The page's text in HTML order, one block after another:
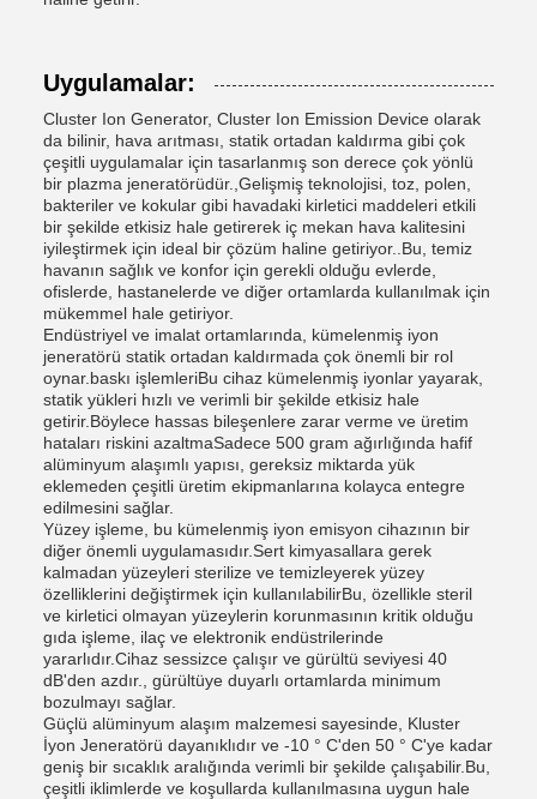
Uygulamalar:
Cluster Ion Generator, Cluster Ion Emission Device olarak
da bilinir, hava arıtması, statik ortadan kaldırma gibi çok
çeşitli uygulamalar için tasarlanmış son derece çok yönlü
bir plazma jeneratörüdür.,Gelişmiş teknolojisi, toz, polen,
bakteriler ve kokular gibi havadaki kirletici maddeleri etkili
bir şekilde etkisiz hale getirerek iç mekan hava kalitesini
iyileştirmek için ideal bir çözüm haline getiriyor..Bu, temiz
havanın sağlık ve konfor için gerekli olduğu evlerde,
ofislerde, hastanelerde ve diğer ortamlarda kullanılmak için
mükemmel hale getiriyor.
Endüstriyel ve imalat ortamlarında, kümelenmiş iyon
jeneratörü statik ortadan kaldırmada çok önemli bir rol
oynar.baskı işlemleriBu cihaz kümelenmiş iyonlar yayarak,
statik yükleri hızlı ve verimli bir şekilde etkisiz hale
getirir.Böylece hassas bileşenlere zarar verme ve üretim
hataları riskini azaltmaSadece 500 gram ağırlığında hafif
alüminyum alaşımlı yapısı, gereksiz miktarda yük
eklemeden çeşitli üretim ekipmanlarına kolayca entegre
edilmesini sağlar.
Yüzey işleme, bu kümelenmiş iyon emisyon cihazının bir
diğer önemli uygulamasıdır.Sert kimyasallara gerek
kalmadan yüzeyleri sterilize ve temizleyerek yüzey
özelliklerini değiştirmek için kullanılabilirBu, özellikle steril
ve kirletici olmayan yüzeylerin korunmasının kritik olduğu
gıda işleme, ilaç ve elektronik endüstrilerinde
yararlıdır.Cihaz sessizce çalışır ve gürültü seviyesi 40
dB'den azdır., gürültüye duyarlı ortamlarda minimum
bozulmayı sağlar.
Güçlü alüminyum alaşım malzemesi sayesinde, Kluster
İyon Jeneratörü dayanıklıdır ve -10 ° C'den 50 ° C'ye kadar
geniş bir sıcaklık aralığında verimli bir şekilde çalışabilir.Bu,
çeşitli iklimlerde ve koşullarda kullanılmasına uygun hale